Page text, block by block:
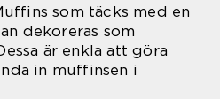
som täcks med en
dekoreras som
är enkla att göra
in muffinsen i